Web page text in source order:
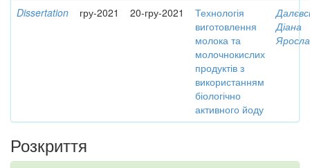
Dissertation гру-2021 20-гру-2021
Технологія
виготовлення
молока та
молочнокислих
продуктів з
використанням
біологічно
активного йоду
Діана
Розкриття